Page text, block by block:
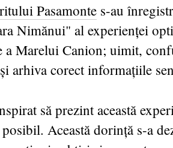
Pasamonte s-au
Nimănui" al experienței
a Marelui Canion; uimit,
arhiva corect informațiile
să prezint această
Această dorință s-a